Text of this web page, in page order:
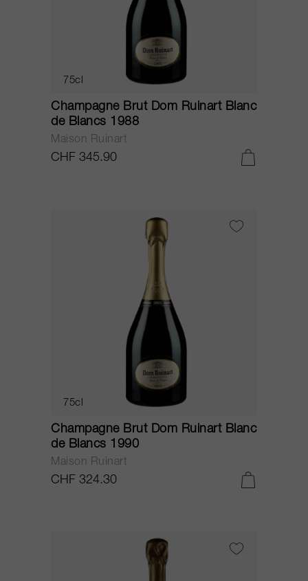
75cl
Champagne Brut Dom Ruinart Blanc
de Blancs 1988
Maison Ruinart
CHF 345.90
75cl
Champagne Brut Dom Ruinart Blanc
de Blancs 1990
Maison Ruinart
CHF 324.30